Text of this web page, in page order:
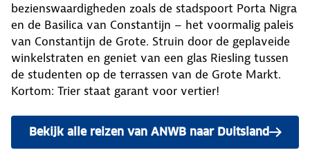
bezienswaardigheden zoals de stadspoort Porta Nigra
en de Basilica van Constantijn – het voormalig paleis
van Constantijn de Grote. Struin door de geplaveide
winkelstraten en geniet van een glas Riesling tussen
de studenten op de terrassen van de Grote Markt.
Kortom: Trier staat garant voor vertier!
Bekijk alle reizen van ANWB naar Duitsland